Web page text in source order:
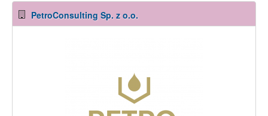
PetroConsulting Sp. z o.o.